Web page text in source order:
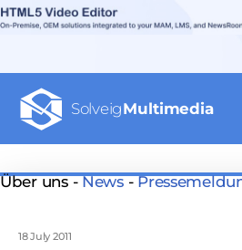
SolveigMultimedia
Über uns -News-
18 July 2011